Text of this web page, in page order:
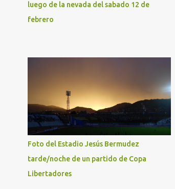
luego de la nevada del sabado 12 de
febrero
Foto del Estadio Jesús Bermudez
tarde/noche de un partido de Copa
Libertadores